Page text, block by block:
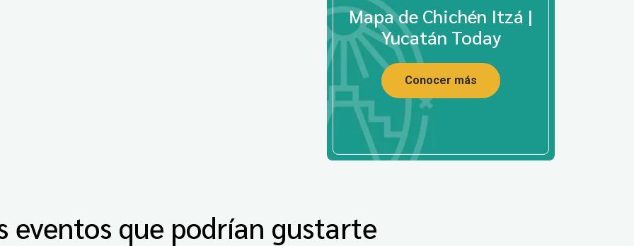
Mapa de Chichén Itzá |
Yucatán Today
Conocer más
eventos que podrían gustarte